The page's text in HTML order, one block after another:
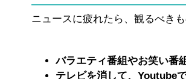
ニュースに疲れたら、観るべきも
バラエティ番組やお笑い番
テレビを消して、Youtube